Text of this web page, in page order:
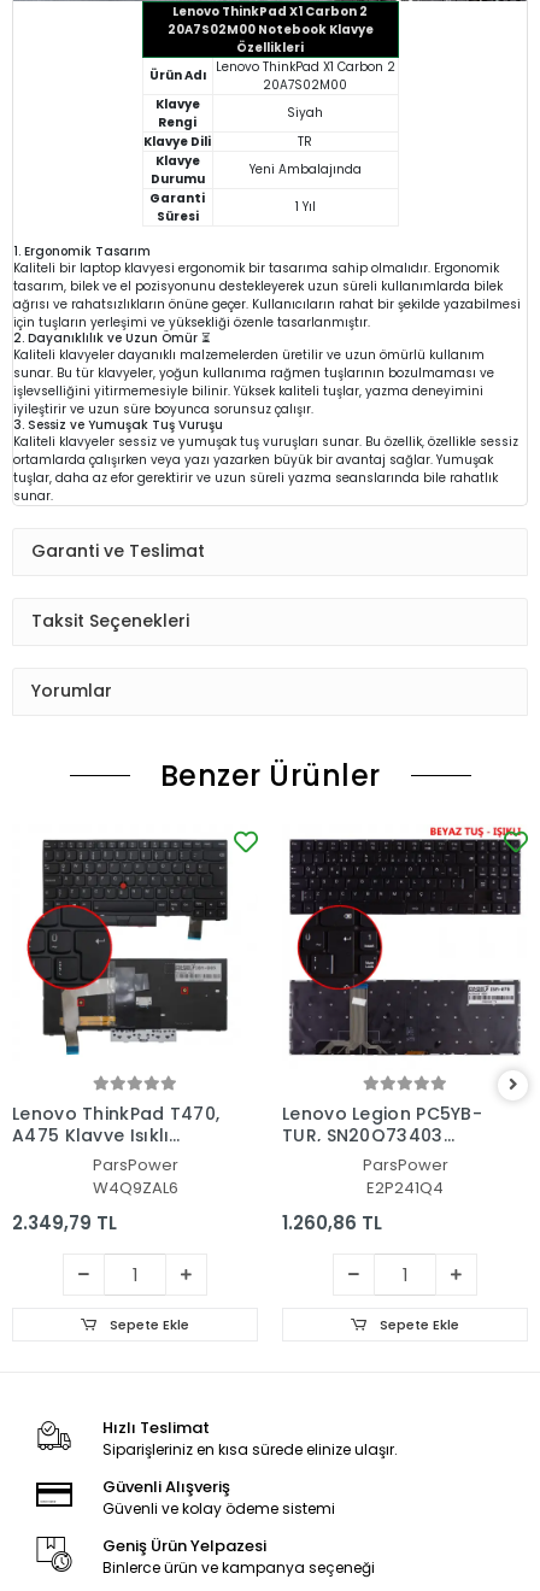
Lenovo ThinkPad X1 Carbon 2
20A7S02M00 Notebook Klavye
Özellikleri
Ürün Adı
Lenovo ThinkPad X1 Carbon 2
20A7S02M00
Klavye
Rengi
Siyah
Klavye Dili
TR
Klavye
Durumu
Yeni Ambalajında
Garanti
Süresi
1 Yıl
1. Ergonomik Tasarım
Kaliteli bir laptop klavyesi ergonomik bir tasarıma sahip olmalıdır. Ergonomik
tasarım, bilek ve el pozisyonunu destekleyerek uzun süreli kullanımlarda bilek
ağrısı ve rahatsızlıkların önüne geçer. Kullanıcıların rahat bir şekilde yazabilmesi
için tuşların yerleşimi ve yüksekliği özenle tasarlanmıştır.
2. Dayanıklılık ve Uzun Ömür ⏳
Kaliteli klavyeler dayanıklı malzemelerden üretilir ve uzun ömürlü kullanım
sunar. Bu tür klavyeler, yoğun kullanıma rağmen tuşlarının bozulmaması ve
işlevselliğini yitirmemesiyle bilinir. Yüksek kaliteli tuşlar, yazma deneyimini
iyileştirir ve uzun süre boyunca sorunsuz çalışır.
3. Sessiz ve Yumuşak Tuş Vuruşu
Kaliteli klavyeler sessiz ve yumuşak tuş vuruşları sunar. Bu özellik, özellikle sessiz
ortamlarda çalışırken veya yazı yazarken büyük bir avantaj sağlar. Yumuşak
tuşlar, daha az efor gerektirir ve uzun süreli yazma seanslarında bile rahatlık
sunar.
Garanti ve Teslimat
Taksit Seçenekleri
Yorumlar
Benzer Ürünler
Lenovo ThinkPad T470,
A475 Klavye Işıklı
(Siyah TR)ParsPower
W4Q9ZAL6
2.349,79 TL
Sepete Ekle
Lenovo Legion PC5YB-
TUR, SN20Q73403
Klavye Işıklı (Siyah TR)
ParsPower
E2P241Q4
1.260,86 TL
Sepete Ekle
Hızlı Teslimat
Siparişleriniz en kısa sürede elinize ulaşır.
Güvenli Alışveriş
Güvenli ve kolay ödeme sistemi
Geniş Ürün Yelpazesi
Binlerce ürün ve kampanya seçeneği